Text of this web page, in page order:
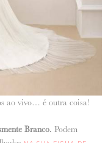
ao vivo… é outra coisa!
Branco. Podem